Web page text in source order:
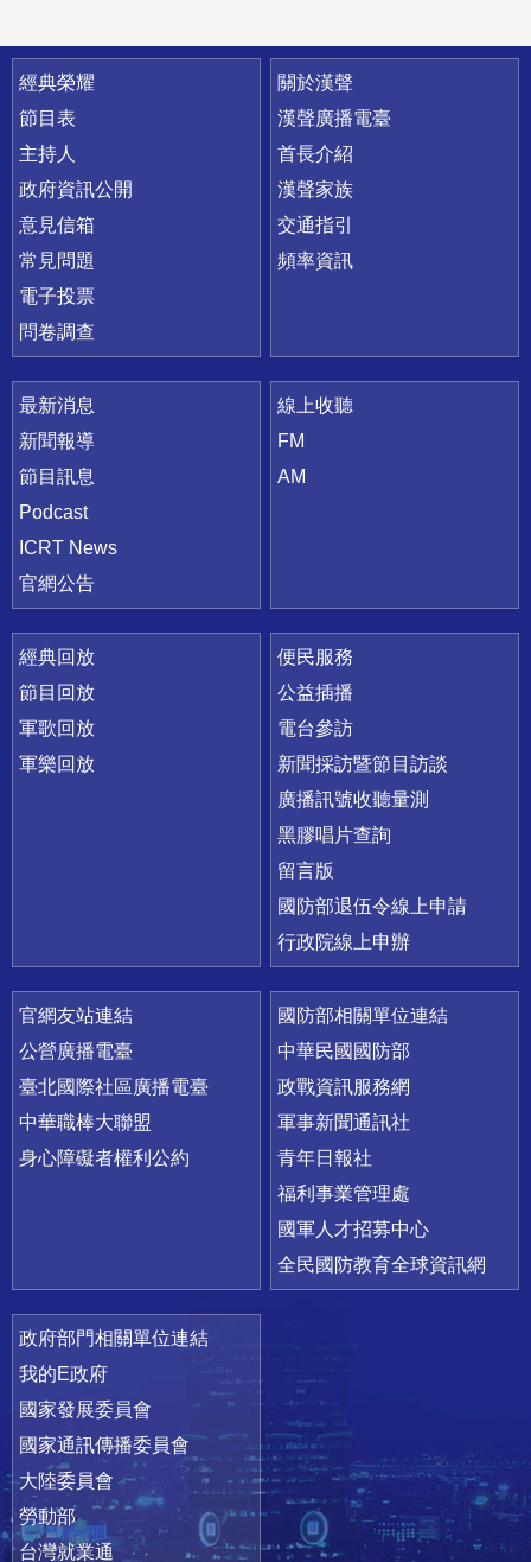
快速連結
經典榮耀
節目表
主持人
政府資訊公開
意見信箱
常見問題
電子投票
問卷調查
關於漢聲
漢聲廣播電臺
首長介紹
漢聲家族
交通指引
頻率資訊
最新消息
新聞報導
節目訊息
Podcast
ICRT News
官網公告
線上收聽
FM
AM
經典回放
節目回放
軍歌回放
軍樂回放
便民服務
公益插播
電台參訪
新聞採訪暨節目訪談
廣播訊號收聽量測
黑膠唱片查詢
留言版
國防部退伍令線上申請
行政院線上申辦
官網友站連結
公營廣播電臺
臺北國際社區廣播電臺
中華職棒大聯盟
身心障礙者權利公約
國防部相關單位連結
中華民國國防部
政戰資訊服務網
軍事新聞通訊社
青年日報社
福利事業管理處
國軍人才招募中心
全民國防教育全球資訊網
政府部門相關單位連結
我的E政府
國家發展委員會
國家通訊傳播委員會
大陸委員會
勞動部
台灣就業通